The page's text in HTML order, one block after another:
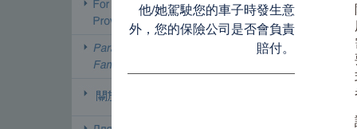
他/她駕駛您的車子時發生意
外，您的保險公司是否會負責
賠付。